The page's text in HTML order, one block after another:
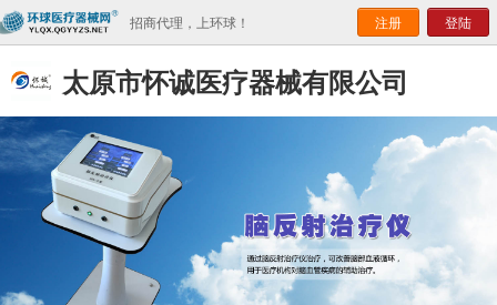
招商代理，上环球！ 注册 登陆
太原市怀诚医疗器械有限公司